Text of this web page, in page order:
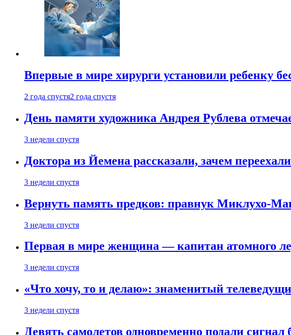
Впервые в мире хирурги установили ребенку
2 года спустя2 года спустя
День памяти художника Андрея Рублева
3 недели спустя
Доктора из Йемена рассказали, зачем
3 недели спустя
Вернуть память предков: правнук Миклухо-
3 недели спустя
Первая в мире женщина — капитан атомного
3 недели спустя
«Что хочу, то и делаю»: знаменитый
3 недели спустя
Девять самолетов одновременно подали